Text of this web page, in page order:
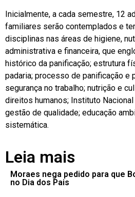
Inicialmente, a cada semestre, 12
familiares serão contemplados e
disciplinas nas áreas de higiene,
administrativa e financeira, que
histórico da panificação; estrutura
padaria; processo de panificação e
segurança no trabalho; nutrição e
direitos humanos; Instituto
gestão de qualidade; educação
sistemática.
Leia mais
Moraes nega pedido para que
no Dia dos Pais